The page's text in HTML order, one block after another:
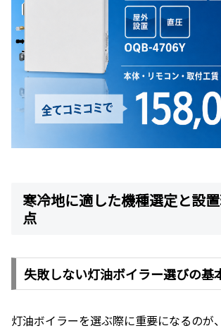
寒冷地に適した機種選定と設
点
失敗しない灯油ボイラー選びの基
灯油ボイラーを選ぶ際に重要になるのが